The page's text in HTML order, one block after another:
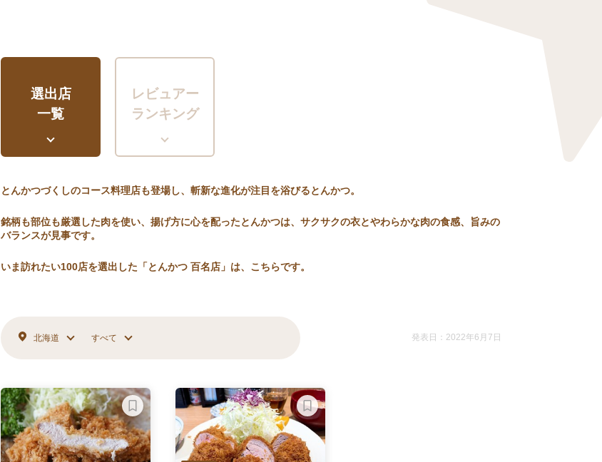
選出店
一覧
レビュアー
ランキング
とんかつづくしのコース料理店も登場し、斬新な進化が注目を浴びるとんかつ。
銘柄も部位も厳選した肉を使い、揚げ方に心を配ったとんかつは、サクサクの衣とやわらかな肉の食感、旨みの
バランスが見事です。
いま訪れたい100店を選出した「とんかつ 百名店」は、こちらです。
北海道 すべて 発表日：2022年6月7日